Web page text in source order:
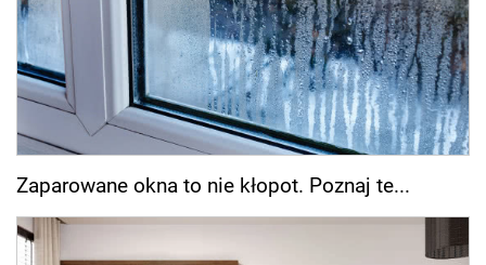
Zaparowane okna to nie kłopot. Poznaj te...